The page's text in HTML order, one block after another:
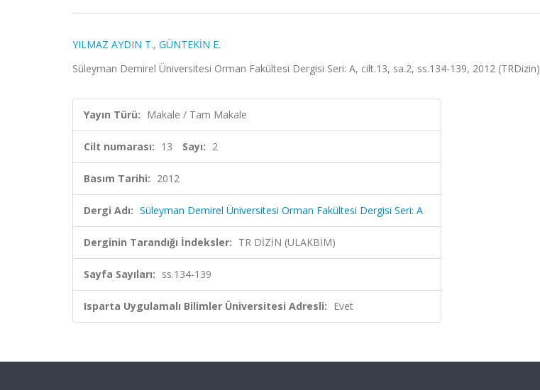
YILMAZ AYDIN T., GÜNTEKİN E.
Süleyman Demirel Üniversitesi Orman Fakültesi Dergisi Seri: A, cilt.13, sa.2, ss.134-139, 2012 (TRDizin)
Yayın Türü: Makale / Tam Makale
Cilt numarası: 13 Sayı: 2
Basım Tarihi: 2012
Dergi Adı: Süleyman Demirel Üniversitesi Orman Fakültesi Dergisi Seri: A
Derginin Tarandığı İndeksler: TR DİZİN (ULAKBİM)
Sayfa Sayıları: ss.134-139
Isparta Uygulamalı Bilimler Üniversitesi Adresli: Evet